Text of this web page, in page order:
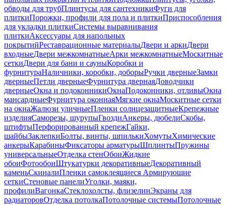
обводы для трубПлинтусы для сантехникиФуги для
плиткиПорожки, профили для пола и плиткиПриспособления
для укладки плиткиСистемы выравнивания
плиткиАксессуары для напольных
покрытийРеставрационные материалыДвери и аркиДвери
входныеДвери межкомнатныеАрки межкомнатныеМоскитные
сеткиДвери для бани и сауныКоробки и
фурнитураНаличники, коробки, доборыРучки дверныеЗамки
дверныеПетли дверныеФурнитура двернаяДоводчики
дверныеОкна и подоконникиОкнаПодоконники, отливыОкна
мансардныеФурнитура оконнаяМягкие окнаМоскитные сетки
на окнаЖалюзи уличныеПленки солнцезащитныеКрепежные
изделияСаморезы, шурупыГвоздиАнкеры, дюбелиСкобы,
штифтыПерфорированный крепежГайки,
шайбыЗаклепкиБолты, винты, шпилькиХомутыХимические
анкерыКарабиныФиксаторы арматурыШплинтыПружины
универсальныеОтделка стенОбоиЖидкие
обоиФотообоиШтукатурки декоративныеДекоративный
каменьСкиналиПленки самоклеящиеся Армирующие
сеткиСтеновые панелиУголки, маяки,
профилиВагонкаСтеклохолсты, флизелинЭкраны для
радиаторовОтделка потолкаПотолочные системыПотолочные